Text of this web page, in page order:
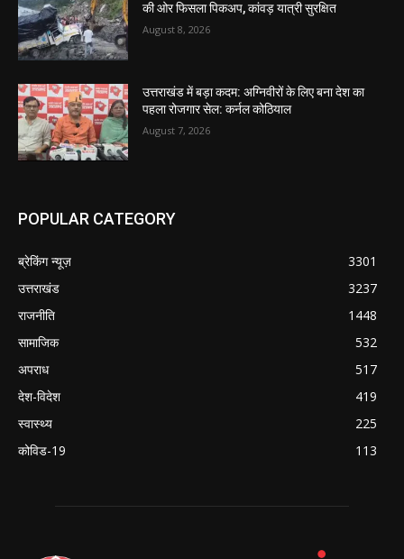
की ओर फिसला पिकअप, कांवड़ यात्री सुरक्षित
August 8, 2026
उत्तराखंड में बड़ा कदम: अग्निवीरों के लिए बना देश का
पहला रोजगार सेल: कर्नल कोठियाल
August 7, 2026
POPULAR CATEGORY
ब्रेकिंग न्यूज़
3301
उत्तराखंड
3237
राजनीति
1448
सामाजिक
532
अपराध
517
देश-विदेश
419
स्वास्थ्य
225
कोविड-19
113